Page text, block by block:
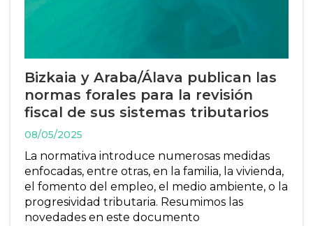
Bizkaia y Araba/Álava publican las
normas forales para la revisión
fiscal de sus sistemas tributarios
08/05/2025
La normativa introduce numerosas medidas
enfocadas, entre otras, en la familia, la vivienda,
el fomento del empleo, el medio ambiente, o la
progresividad tributaria. Resumimos las
novedades en este documento